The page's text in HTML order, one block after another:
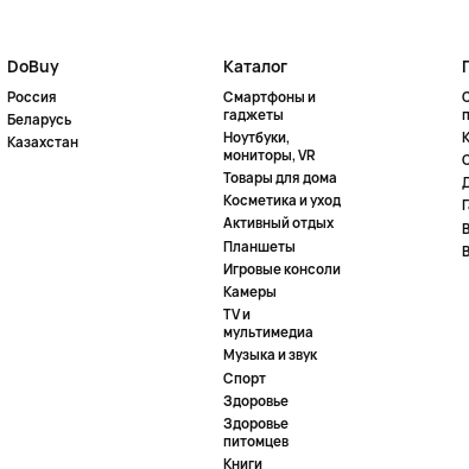
DoBuy
Россия
Беларусь
Казахстан
Каталог
Смартфоны и
гаджеты
Ноутбуки,
мониторы, VR
Товары для дома
Косметика и уход
Активный отдых
Планшеты
Игровые консоли
Камеры
TV и
мультимедиа
Музыка и звук
Спорт
Здоровье
Здоровье
питомцев
Книги